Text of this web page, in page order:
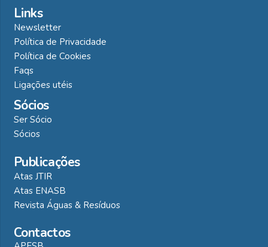
Links
Newsletter
Política de Privacidade
Política de Cookies
Faqs
Ligações utéis
Sócios
Ser Sócio
Sócios
Publicações
Atas JTIR
Atas ENASB
Revista Águas & Resíduos
Contactos